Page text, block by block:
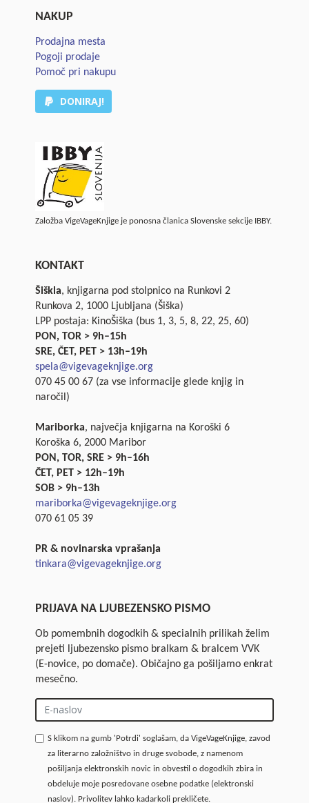
NAKUP
Prodajna mesta
Pogoji prodaje
Pomoč pri nakupu
DONIRAJ!
Založba VigeVageKnjige je ponosna članica Slovenske sekcije IBBY.
KONTAKT
Šiškla, knjigarna pod stolpnico na Runkovi 2
Runkova 2, 1000 Ljubljana (Šiška)
LPP postaja: KinoŠiška (bus 1, 3, 5, 8, 22, 25, 60)
PON, TOR > 9h–15h
SRE, ČET, PET > 13h–19h
spela@vigevageknjige.org
070 45 00 67 (za vse informacije glede knjig in
naročil)
Mariborka, največja knjigarna na Koroški 6
Koroška 6, 2000 Maribor
PON, TOR, SRE > 9h–16h
ČET, PET > 12h–19h
SOB > 9h–13h
mariborka@vigevageknjige.org
070 61 05 39
PR & novinarska vprašanja
tinkara@vigevageknjige.org
PRIJAVA NA LJUBEZENSKO PISMO
Ob pomembnih dogodkih & specialnih prilikah želim
prejeti ljubezensko pismo bralkam & bralcem VVK
(E-novice, po domače). Običajno ga pošiljamo enkrat
mesečno.
S klikom na gumb 'Potrdi' soglašam, da VigeVageKnjige, zavod
za literarno založništvo in druge svobode, z namenom
pošiljanja elektronskih novic in obvestil o dogodkih zbira in
obdeluje moje posredovane osebne podatke (elektronski
naslov). Privolitev lahko kadarkoli prekličete.